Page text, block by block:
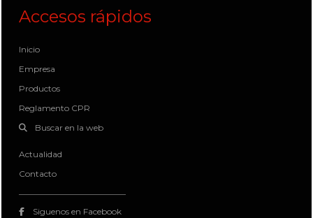
Accesos rápidos
Inicio
Empresa
Productos
Reglamento CPR
Buscar en la web
Actualidad
Contacto
Siguenos en Facebook